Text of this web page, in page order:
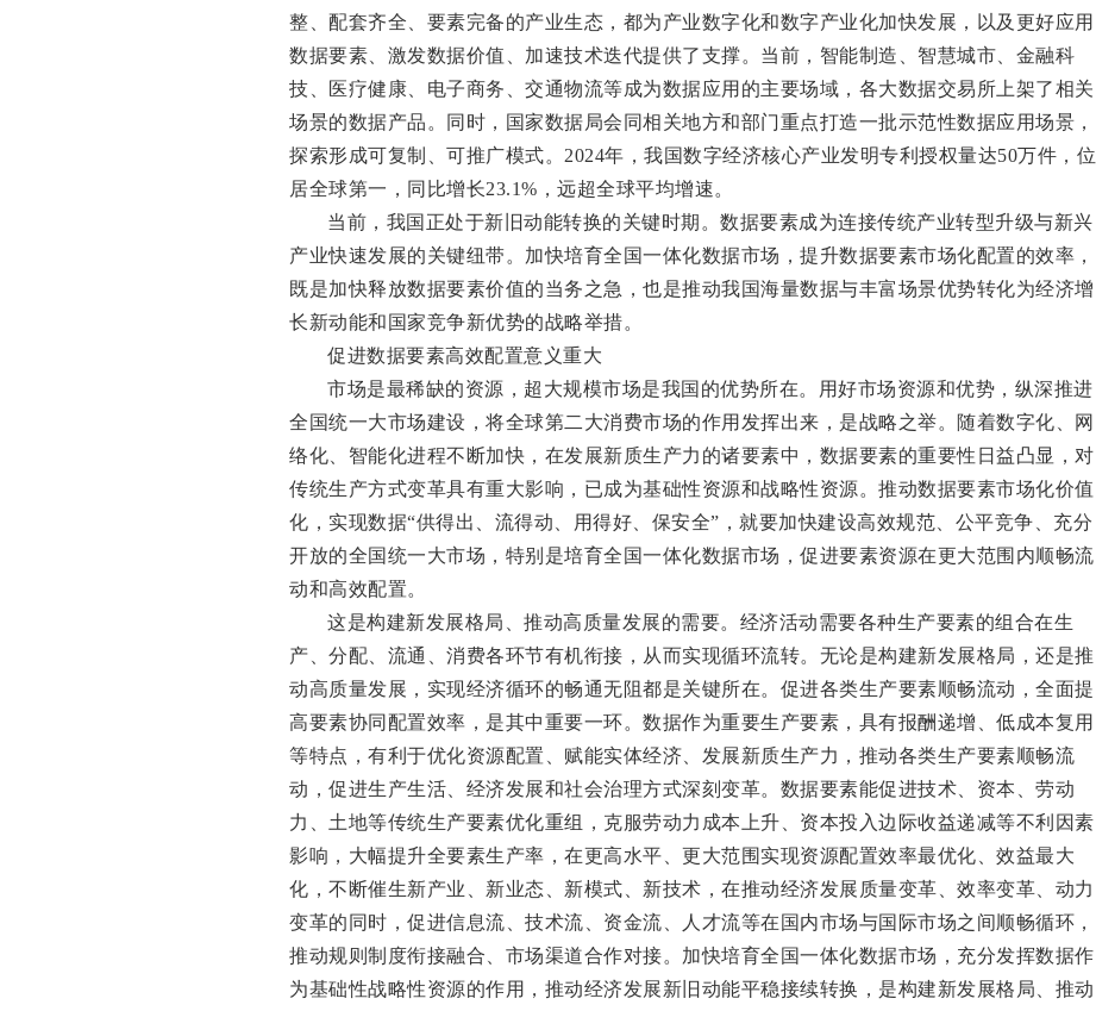
整、配套齐全、要素完备的产业生态，都为产业数字化和数字产业化加快发展，以及更好应用
数据要素、激发数据价值、加速技术迭代提供了支撑。当前，智能制造、智慧城市、金融科
技、医疗健康、电子商务、交通物流等成为数据应用的主要场域，各大数据交易所上架了相关
场景的数据产品。同时，国家数据局会同相关地方和部门重点打造一批示范性数据应用场景，
探索形成可复制、可推广模式。2024年，我国数字经济核心产业发明专利授权量达50万件，位
居全球第一，同比增长23.1%，远超全球平均增速。
当前，我国正处于新旧动能转换的关键时期。数据要素成为连接传统产业转型升级与新兴
产业快速发展的关键纽带。加快培育全国一体化数据市场，提升数据要素市场化配置的效率，
既是加快释放数据要素价值的当务之急，也是推动我国海量数据与丰富场景优势转化为经济增
长新动能和国家竞争新优势的战略举措。
促进数据要素高效配置意义重大
市场是最稀缺的资源，超大规模市场是我国的优势所在。用好市场资源和优势，纵深推进
全国统一大市场建设，将全球第二大消费市场的作用发挥出来，是战略之举。随着数字化、网
络化、智能化进程不断加快，在发展新质生产力的诸要素中，数据要素的重要性日益凸显，对
传统生产方式变革具有重大影响，已成为基础性资源和战略性资源。推动数据要素市场化价值
化，实现数据“供得出、流得动、用得好、保安全”，就要加快建设高效规范、公平竞争、充分
开放的全国统一大市场，特别是培育全国一体化数据市场，促进要素资源在更大范围内顺畅流
动和高效配置。
这是构建新发展格局、推动高质量发展的需要。经济活动需要各种生产要素的组合在生
产、分配、流通、消费各环节有机衔接，从而实现循环流转。无论是构建新发展格局，还是推
动高质量发展，实现经济循环的畅通无阻都是关键所在。促进各类生产要素顺畅流动，全面提
高要素协同配置效率，是其中重要一环。数据作为重要生产要素，具有报酬递增、低成本复用
等特点，有利于优化资源配置、赋能实体经济、发展新质生产力，推动各类生产要素顺畅流
动，促进生产生活、经济发展和社会治理方式深刻变革。数据要素能促进技术、资本、劳动
力、土地等传统生产要素优化重组，克服劳动力成本上升、资本投入边际收益递减等不利因素
影响，大幅提升全要素生产率，在更高水平、更大范围实现资源配置效率最优化、效益最大
化，不断催生新产业、新业态、新模式、新技术，在推动经济发展质量变革、效率变革、动力
变革的同时，促进信息流、技术流、资金流、人才流等在国内市场与国际市场之间顺畅循环，
推动规则制度衔接融合、市场渠道合作对接。加快培育全国一体化数据市场，充分发挥数据作
为基础性战略性资源的作用，推动经济发展新旧动能平稳接续转换，是构建新发展格局、推动